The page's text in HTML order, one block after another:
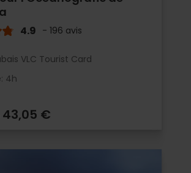
4.9 - 196 avis
VLC Tourist Card
4h
43,05 €